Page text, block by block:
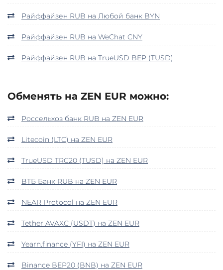
Райффайзен RUB на Любой банк BYN
Райффайзен RUB на WeChat CNY
Райффайзен RUB на TrueUSD BEP (TUSD)
Обменять на ZEN EUR можно:
Россельхоз банк RUB на ZEN EUR
Litecoin (LTC) на ZEN EUR
TrueUSD TRC20 (TUSD) на ZEN EUR
ВТБ Банк RUB на ZEN EUR
NEAR Protocol на ZEN EUR
Tether AVAXC (USDT) на ZEN EUR
Yearn.finance (YFI) на ZEN EUR
Binance BEP20 (BNB) на ZEN EUR